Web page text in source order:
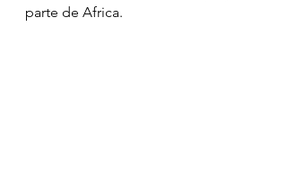
parte de Africa.